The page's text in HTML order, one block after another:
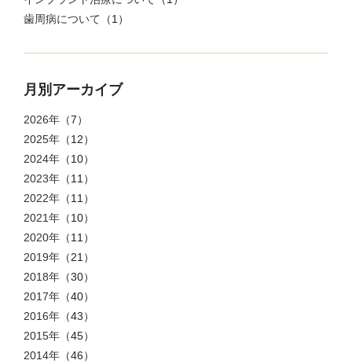
歯周病について （1）
月別アーカイブ
2026年 （7）
2025年 （12）
2024年 （10）
2023年 （11）
2022年 （11）
2021年 （10）
2020年 （11）
2019年 （21）
2018年 （30）
2017年 （40）
2016年 （43）
2015年 （45）
2014年 （46）